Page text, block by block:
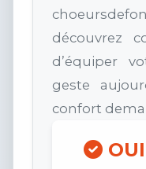
découvrez
d’équiper
geste
confort